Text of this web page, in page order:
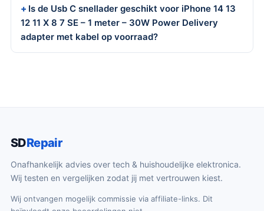
Is de Usb C snellader geschikt voor iPhone 14 13
12 11 X 8 7 SE – 1 meter – 30W Power Delivery
adapter met kabel op voorraad?
SDRepair
Onafhankelijk advies over tech & huishoudelijke elektronica.
Wij testen en vergelijken zodat jij met vertrouwen kiest.
Wij ontvangen mogelijk commissie via affiliate-links. Dit